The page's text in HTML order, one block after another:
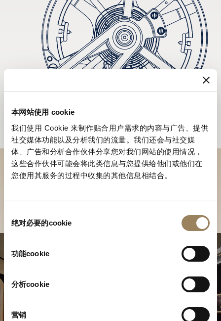
本网站使用 cookie
我们使用 Cookie 来制作贴合用户需求的内容与广告、提供
社交媒体功能以及分析我们的流量。我们还会与社交媒
体、广告和分析合作伙伴分享您对我们网站的使用情况，
这些合作伙伴可能会将此类信息与您提供给他们或他们在
您使用其服务的过程中收集的其他信息相结合。
绝对必要的cookie
功能cookie
分析cookie
营销
於專賣店探索品牌系列作品
尋找專賣店